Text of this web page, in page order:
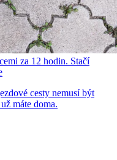
za 12 hodin. Stačí
cesty nemusí být
máte doma.